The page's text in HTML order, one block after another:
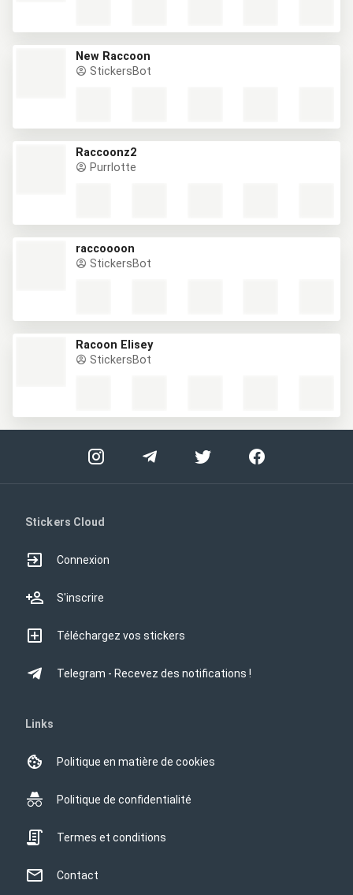
New Raccoon
StickersBot
Raccoonz2
Purrlotte
raccoooon
StickersBot
Racoon Elisey
StickersBot
Stickers Cloud
Connexion
S'inscrire
Téléchargez vos stickers
Telegram - Recevez des notifications !
Links
Politique en matière de cookies
Politique de confidentialité
Termes et conditions
Contact